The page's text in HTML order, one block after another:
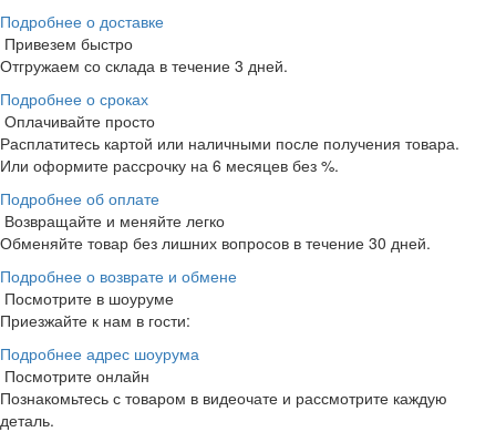
Подробнее о доставке
Привезем быстро
Отгружаем со склада в течение 3 дней.
Подробнее о сроках
Оплачивайте просто
Расплатитесь картой или наличными после получения товара.
Или оформите рассрочку на 6 месяцев без %.
Подробнее об оплате
Возвращайте и меняйте легко
Обменяйте товар без лишних вопросов в течение 30 дней.
Подробнее о возврате и обмене
Посмотрите в шоуруме
Приезжайте к нам в гости:
Подробнее адрес шоурума
Посмотрите онлайн
Познакомьтесь с товаром в видеочате и рассмотрите каждую
деталь.